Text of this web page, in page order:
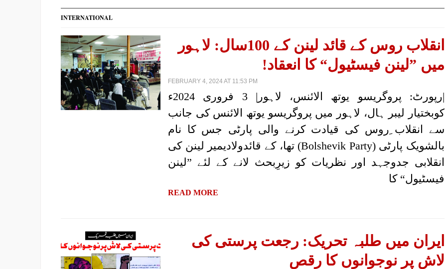
INTERNATIONAL
انقلاب روس کے قائد لینن کے 100سال: لاہور
میں ”لینن فیسٹیول“ کا انعقاد!
FEBRUARY 4, 2024 AT 11:53 PM
|رپورٹ: پروگریسو یوتھ الائنس، لاہور| 3 فروری 2024ء
کوبختیار لیبر ہال، لاہور میں پروگریسو یوتھ الائنس کی جانب
سے انقلاب ِروس کی قیادت کرنے والی پارٹی جس کا نام
بالشویک پارٹی (Bolshevik Party) تھا، کے قائدولادیمیر لینن کی
انقلابی جدوجہد اور نظریات کو زیرِبحث لانے کے لئے ”لینن
فیسٹیول“ کا
READ MORE
ایران میں طلبہ تحریک: رجعت پرستی کی
لاش پر نوجوانوں کا رقص